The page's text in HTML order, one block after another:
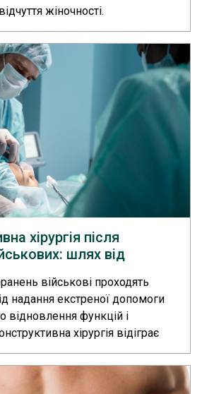
жіночності.
покращує самооцінку,
навантаження та сприяє
>>
хірургія після
шлях від
військові проходять
надання екстреної допомоги
відновлення функцій і
хірургія відіграє
процесі, адже дозволяє не
тканин, а й повернути
повноцінно говорити,